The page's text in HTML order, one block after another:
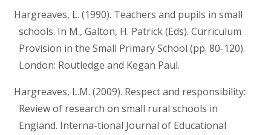
Hargreaves, L. (1990). Teachers and pupils in small
schools. In M., Galton, H. Patrick (Eds). Curriculum
Provision in the Small Primary School (pp. 80-120).
London: Routledge and Kegan Paul.
Hargreaves, L.M. (2009). Respect and responsibility:
Review of research on small rural schools in
England. Interna-tional Journal of Educational